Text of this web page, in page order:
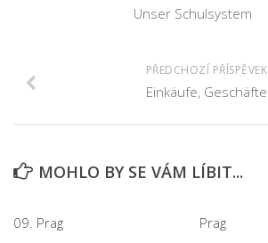
Unser Schulsystem
PŘEDCHOZÍ PŘÍSPĚVEK
Einkäufe, Geschäfte
MOHLO BY SE VÁM LÍBIT...
09. Prag Prag